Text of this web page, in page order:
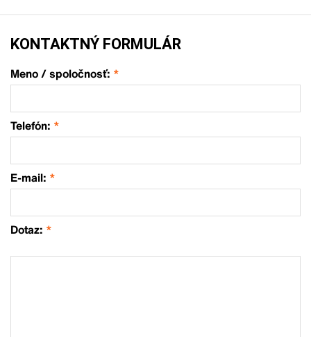
KONTAKTNÝ FORMULÁR
Meno / spoločnosť: *
Telefón: *
E-mail: *
Dotaz: *